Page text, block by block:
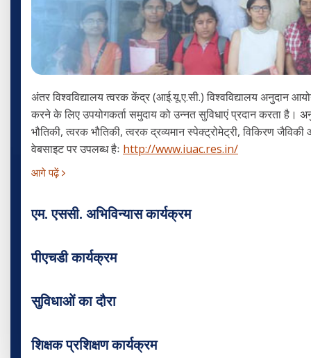
अंतर विश्वविद्यालय त्वरक केंद्र (आई.यू.ए.सी.) विश्वविद्यालय अनुदान
करने के लिए उपयोगकर्ता समुदाय को उन्नत सुविधाएं प्रदान करता है।
भौतिकी, त्वरक भौतिकी, त्वरक द्रव्यमान स्पेक्ट्रोमेट्री, विकिरण
वेबसाइट पर उपलब्ध हैः http://www.iuac.res.in/
आगे पढ़ें
एम. एससी. अभिविन्यास कार्यक्रम
पीएचडी कार्यक्रम
सुविधाओं का दौरा
शिक्षक प्रशिक्षण कार्यक्रम